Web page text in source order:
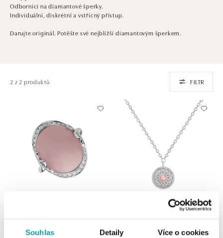
Souhlas Detaily Více o cookies
Odborníci na diamantové šperky.
Individuální, diskrétní a vstřícný přístup.
Darujte originál. Potěšte své nejbližší diamantovým šperkem.
2 z 2 produktů FILTR
Glorious Gem
Heart of Starlight